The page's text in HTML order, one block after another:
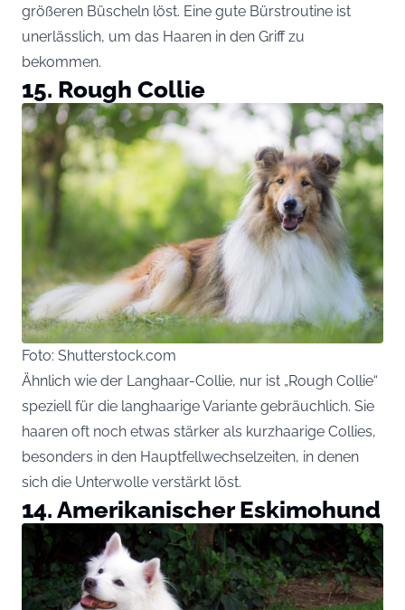
größeren Büscheln löst. Eine gute Bürstroutine ist
unerlässlich, um das Haaren in den Griff zu
bekommen.
15. Rough Collie
Foto: Shutterstock.com
Ähnlich wie der Langhaar-Collie, nur ist „Rough Collie“
speziell für die langhaarige Variante gebräuchlich. Sie
haaren oft noch etwas stärker als kurzhaarige Collies,
besonders in den Hauptfellwechselzeiten, in denen
sich die Unterwolle verstärkt löst.
14. Amerikanischer Eskimohund